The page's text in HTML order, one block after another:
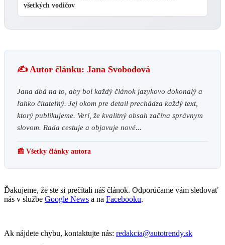
všetkých vodičov
✍️ Autor článku: Jana Svobodová
Jana dbá na to, aby bol každý článok jazykovo dokonalý a
ľahko čitateľný. Jej okom pre detail prechádza každý text,
ktorý publikujeme. Verí, že kvalitný obsah začína správnym
slovom. Rada cestuje a objavuje nové...
📰 Všetky články autora
Ďakujeme, že ste si prečítali náš článok. Odporúčame vám sledovať
nás v službe Google News a na Facebooku.
Ak nájdete chybu, kontaktujte nás: redakcia@autotrendy.sk